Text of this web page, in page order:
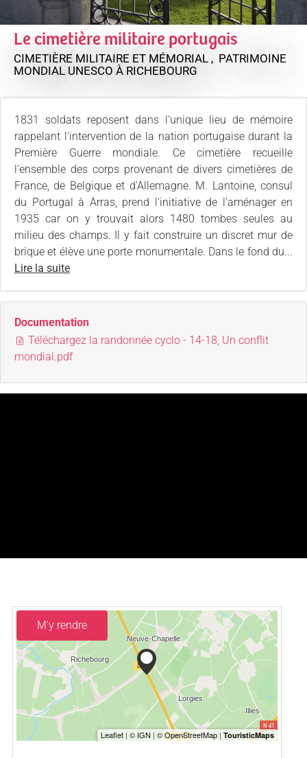
Le cimetière militaire portugais
CIMETIÈRE MILITAIRE ET MÉMORIAL , PATRIMOINE
MONDIAL UNESCO À RICHEBOURG
1831 soldats reposent dans l'unique lieu de mémoire
rappelant l'intervention de la nation portugaise durant la
Première Guerre mondiale. Ce cimetière recueille
l'ensemble des corps provenant de divers cimetières de
France, de Belgique et d'Allemagne. M. Lantoine, consul
du Portugal à Arras, prend l'initiative de l'aménager en
1935 car on y trouvait alors 1480 tombes seules au
milieu des champs. Il y fait construire un discret mur de
brique et élève une porte monumentale. Dans le fond du...
Lire la suite
Documentation
Téléchargez la randonnée cyclo - 14-18, Un conflit
mondial.pdf
M'y rendre